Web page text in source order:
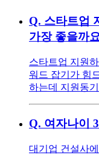
Q. 스타트업
가장 좋을까
스타트업 지원
워드 잡기가 힘
하는데 지원동
Q. 여자나이
대기업 건설사